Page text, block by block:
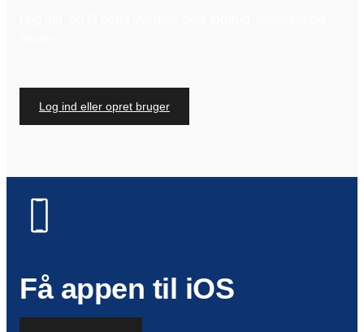
Log ind eller opret bruger
Få appen til iOS